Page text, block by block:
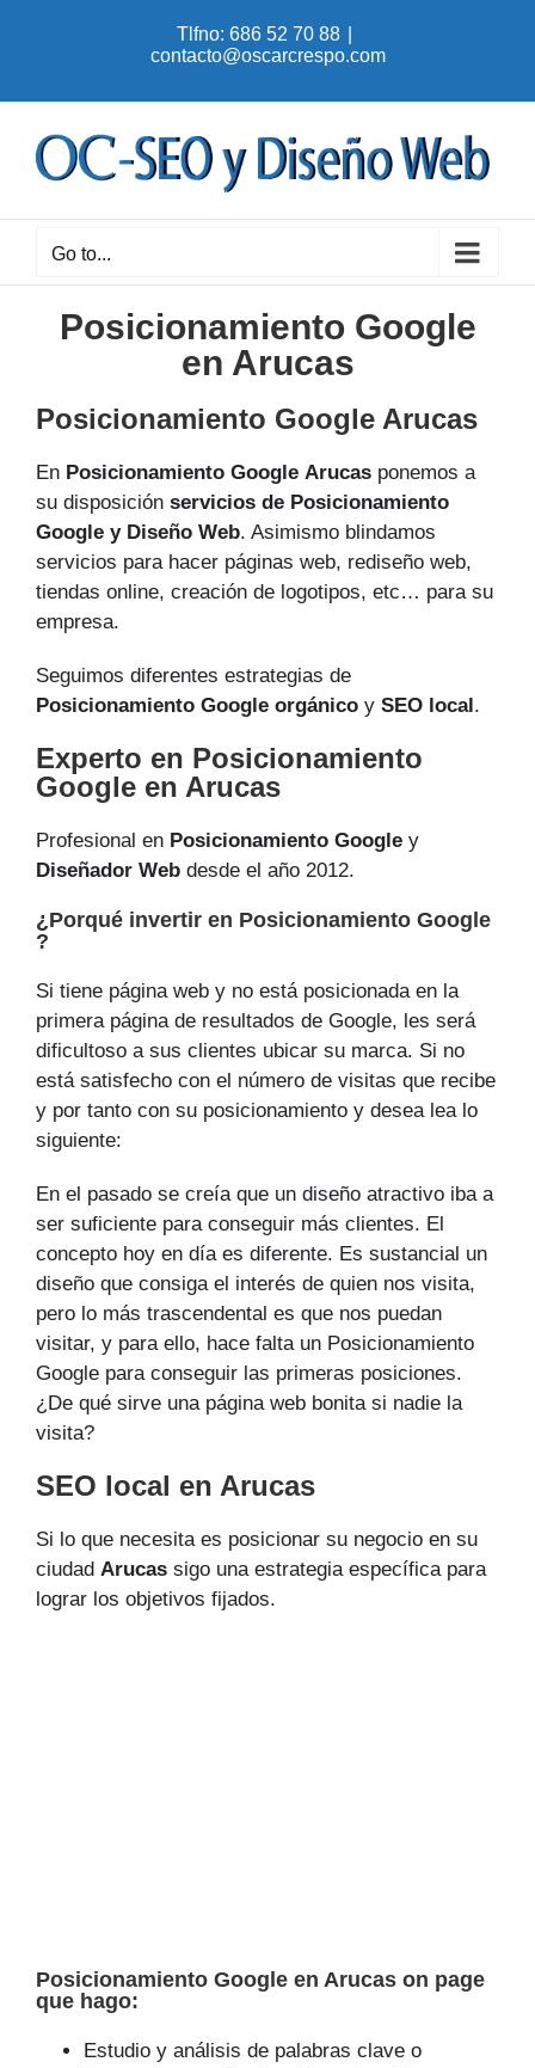
Tlfno: 686 52 70 88
contacto@oscarcrespo.com
Go to...
Posicionamiento Google
en Arucas
Posicionamiento Google Arucas
En Posicionamiento Google Arucas ponemos a
su disposición servicios de Posicionamiento
Google y Diseño Web. Asimismo blindamos
servicios para hacer páginas web, rediseño web,
tiendas online, creación de logotipos, etc… para su
empresa.
Seguimos diferentes estrategias de
Posicionamiento Google orgánico y SEO local .
Experto en Posicionamiento
Google en Arucas
Profesional en Posicionamiento Google y
Diseñador Web desde el año 2012.
¿Porqué invertir en Posicionamiento Google
?
Si tiene página web y no está posicionada en la
primera página de resultados de Google, les será
dificultoso a sus clientes ubicar su marca. Si no
está satisfecho con el número de visitas que recibe
y por tanto con su posicionamiento y desea lea lo
siguiente:
En el pasado se creía que un diseño atractivo iba a
ser suficiente para conseguir más clientes. El
concepto hoy en día es diferente. Es sustancial un
diseño que consiga el interés de quien nos visita,
pero lo más trascendental es que nos puedan
visitar, y para ello, hace falta un Posicionamiento
Google para conseguir las primeras posiciones.
¿De qué sirve una página web bonita si nadie la
visita?
SEO local en Arucas
Si lo que necesita es posicionar su negocio en su
ciudad Arucas sigo una estrategia específica para
lograr los objetivos fijados.
Posicionamiento Google en Arucas on page
que hago:
Estudio y análisis de palabras clave o